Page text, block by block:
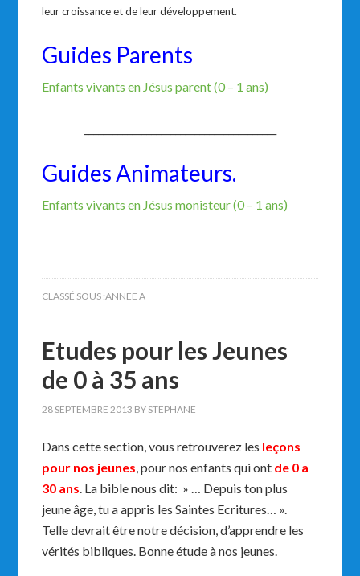
leur croissance et de leur développement.
Guides Parents
Enfants vivants en Jésus parent (0 – 1 ans)
Guides Animateurs.
Enfants vivants en Jésus monisteur (0 – 1 ans)
CLASSÉ SOUS :ANNEE A
Etudes pour les Jeunes
de 0 à 35 ans
28 SEPTEMBRE 2013 BY STEPHANE
Dans cette section, vous retrouverez les leçons
pour nos jeunes, pour nos enfants qui ont de 0 a
30 ans. La bible nous dit: » … Depuis ton plus
jeune âge, tu a appris les Saintes Ecritures… ».
Telle devrait être notre décision, d’apprendre les
vérités bibliques. Bonne étude à nos jeunes.